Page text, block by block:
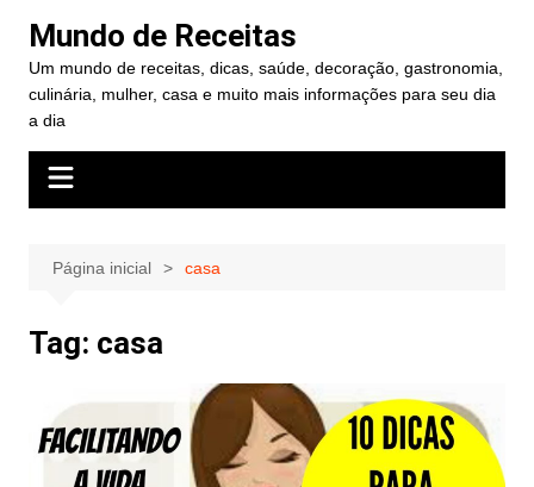
para
conteúdo
Mundo de Receitas
Um mundo de receitas, dicas, saúde, decoração, gastronomia,
culinária, mulher, casa e muito mais informações para seu dia
a dia
Página inicial casa
Tag: casa